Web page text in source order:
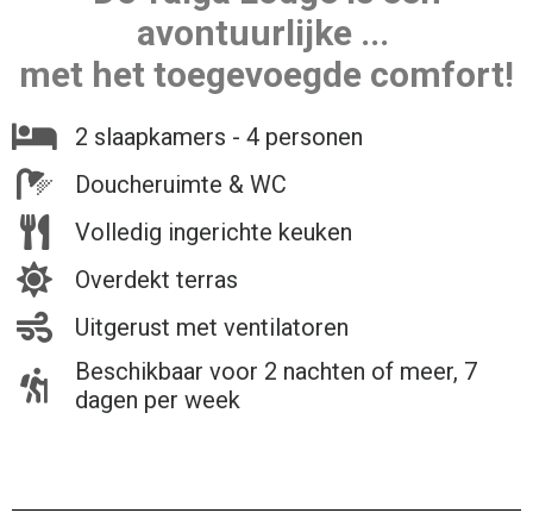
avontuurlijke ...
met het toegevoegde comfort!
2 slaapkamers - 4 personen
Doucheruimte & WC
Volledig ingerichte keuken
Overdekt terras
Uitgerust met ventilatoren
Beschikbaar voor 2 nachten of meer, 7
dagen per week